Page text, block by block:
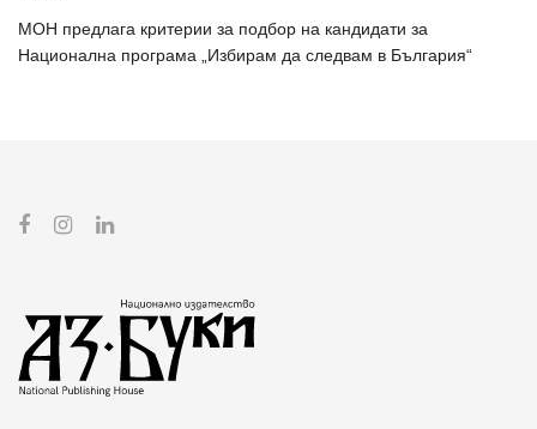
МОН предлага критерии за подбор на кандидати за
Национална програма „Избирам да следвам в България“